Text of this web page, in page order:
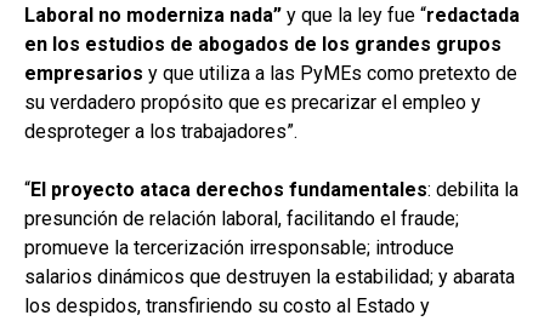
Laboral no moderniza nada” y que la ley fue “redactada
en los estudios de abogados de los grandes grupos
empresarios y que utiliza a las PyMEs como pretexto de
su verdadero propósito que es precarizar el empleo y
desproteger a los trabajadores”.
“El proyecto ataca derechos fundamentales: debilita la
presunción de relación laboral, facilitando el fraude;
promueve la tercerización irresponsable; introduce
salarios dinámicos que destruyen la estabilidad; y abarata
los despidos, transfiriendo su costo al Estado y